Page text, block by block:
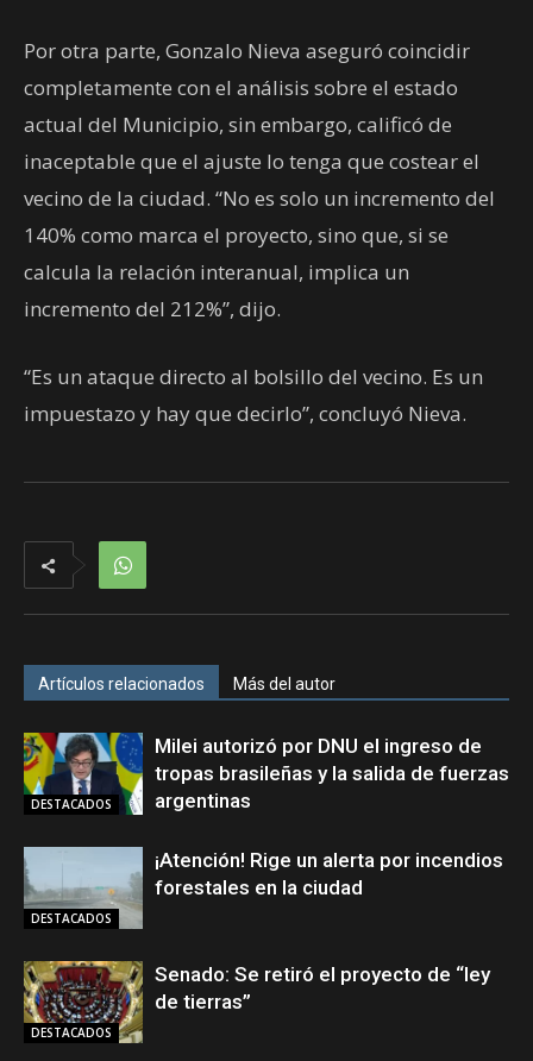
Por otra parte, Gonzalo Nieva aseguró coincidir
completamente con el análisis sobre el estado
actual del Municipio, sin embargo, calificó de
inaceptable que el ajuste lo tenga que costear el
vecino de la ciudad. “No es solo un incremento del
140% como marca el proyecto, sino que, si se
calcula la relación interanual, implica un
incremento del 212%”, dijo.
“Es un ataque directo al bolsillo del vecino. Es un
impuestazo y hay que decirlo”, concluyó Nieva.
Artículos relacionados Más del autor
DESTACADOS
Milei autorizó por DNU el ingreso de
tropas brasileñas y la salida de fuerzas
argentinas
DESTACADOS
¡Atención! Rige un alerta por incendios
forestales en la ciudad
DESTACADOS
Senado: Se retiró el proyecto de “ley
de tierras”